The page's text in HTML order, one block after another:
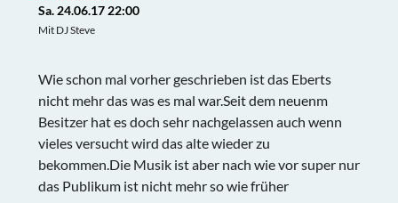
Sa. 24.06.17 22:00
Mit DJ Steve
Wie schon mal vorher geschrieben ist das Eberts
nicht mehr das was es mal war.Seit dem neuenm
Besitzer hat es doch sehr nachgelassen auch wenn
vieles versucht wird das alte wieder zu
bekommen.Die Musik ist aber nach wie vor super nur
das Publikum ist nicht mehr so wie früher